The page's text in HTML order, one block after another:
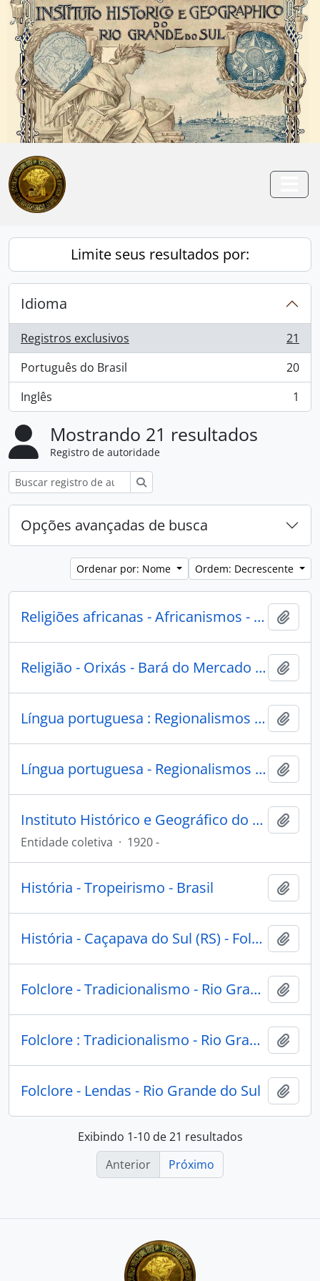
Skip to main content
Anterior
Limite seus resultados por:
Idioma
Registros exclusivos
, 21 resultados
21
Português do Brasil
, 20 resultados
20
Inglês
, 1 resultados 1
Mostrando 21 resultados
Registro de autoridade
Opções avançadas de busca
Ordenar por: Nome Ordem: Decrescente
Religiões africanas - Africanismos - Rio Grande do Sul
Religião - Orixás - Bará do Mercado - Porto Alegre (RS)
Língua portuguesa : Regionalismos : Rio Grande do Sul
Língua portuguesa - Regionalismos - Rio Grande do Sul
Instituto Histórico e Geográfico do Rio Grande do Sul
Entidade coletiva · 1920 -
História - Tropeirismo - Brasil
História - Caçapava do Sul (RS) - Folclore - Lendas
Folclore - Tradicionalismo - Rio Grande do Sul
Folclore : Tradicionalismo - Rio Grande do Sul
Folclore - Lendas - Rio Grande do Sul
Exibindo 1-10 de 21 resultados
Anterior
Próximo